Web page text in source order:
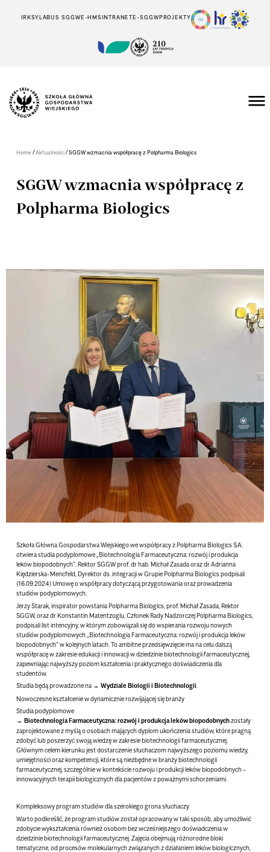
IRKSYLABUS SGGWE-HMSINTRANETE-SGGWPROJEKTY
Home/Aktualności/SGGW wzmacnia współpracę z Polpharma Biologics
SGGW wzmacnia współpracę z
Polpharma Biologics
Szkoła Główna Gospodarstwa Wiejskiego we współpracy z Polpharma Biologics S.A.
otwiera studia podyplomowe „Biotechnologia Farmaceutyczna: rozwój i produkcja
leków biopodobnych”. Rektor SGGW prof. dr hab. Michał Zasada oraz dr Adrianna
Kiędzierska-Mencfeld, Dyrektor ds. integracji w Grupie Polpharma Biologics podpisali
(16.09.2024) Umowę o współpracy dotyczącą przygotowaniaoraz prowadzenia
studiów podyplomowych.
Jerzy Starak , inspirator powstania Polpharma Biologics,prof. Michał Zasada , Rektor
SGGW, orazdr Konstantin Matentzoglu , Członek Rady Nadzorczej Polpharma Biologics,
podpisali list intencyjny, w którym zobowiązali się do wspierania rozwoju nowych
studiów podyplomowych „Biotechnologia Farmaceutyczna: rozwój i produkcja leków
biopodobnych” w kolejnych latach. To ambitne przedsięwzięcie ma na celu dalszą
współpracę w zakresie edukacji i innowacji w dziedzinie biotechnologii farmaceutycznej,
zapewniając najwyższy poziom kształcenia i praktycznego doświadczenia dla
studentów.
Studia będą prowadzone na
Wydziale Biologii i Biotechnologii
Nowoczesne kształcenie w dynamicznie rozwijającej się branży
Studia podyplomowe
Biotechnologia Farmaceutyczna: rozwój i produkcja leków biopodobnychzostały
zaprojektowane z myślą o osobach mających dyplom ukończenia studiów, które pragną
zdobyć lub poszerzyć swoją wiedzę w zakresie biotechnologii farmaceutycznej.
Głównym celem kierunku jest dostarczenie słuchaczom najwyższego poziomu wiedzy,
umiejętności oraz kompetencji, które są niezbędne w branży biotechnologii
farmaceutycznej, szczególnie w kontekście rozwoju i produkcji leków biopodobnych –
innowacyjnych terapii biologicznych dla pacjentów z poważnymi schorzeniami.
Kompleksowy program studiów dla szerokiego grona słuchaczy
Warto podkreślić, że program studiów został opracowany w taki sposób, aby umożliwić
zdobycie wykształcenia również osobom bez wcześniejszego doświadczenia w
dziedzinie biotechnologii farmaceutycznej. Zajęcia obejmują różnorodne bloki
tematyczne, od procesów molekularnych związanych z działaniem leków biologicznych,